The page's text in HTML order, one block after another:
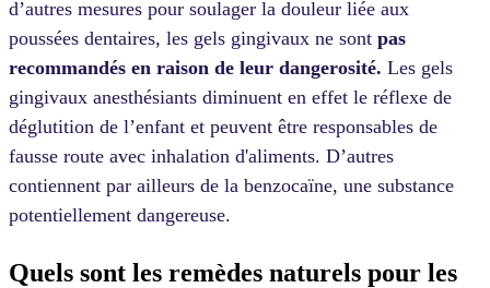
d’autres mesures pour soulager la douleur liée aux
poussées dentaires, les gels gingivaux ne sont pas
recommandés en raison de leur dangerosité. Les gels
gingivaux anesthésiants diminuent en effet le réflexe de
déglutition de l’enfant et peuvent être responsables de
fausse route avec inhalation d'aliments. D’autres
contiennent par ailleurs de la benzocaïne, une substance
potentiellement dangereuse.
Quels sont les remèdes naturels pour les